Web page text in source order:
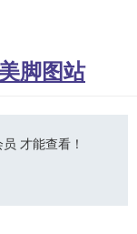
脚图站
才能查看！